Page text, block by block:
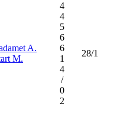
A.
M.
4
4
5
6
6
1
4
/
0
2
28/1